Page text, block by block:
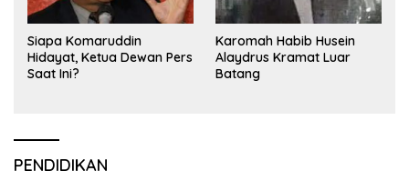
Siapa Komaruddin
Hidayat, Ketua Dewan Pers
Saat Ini?
Karomah Habib Husein
Alaydrus Kramat Luar
Batang
PENDIDIKAN